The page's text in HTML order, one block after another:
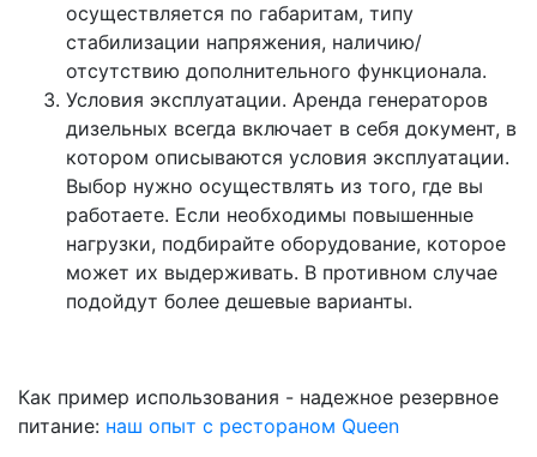
осуществляется по габаритам, типу
стабилизации напряжения, наличию/
отсутствию дополнительного функционала.
Условия эксплуатации. Аренда генераторов
дизельных всегда включает в себя документ, в
котором описываются условия эксплуатации.
Выбор нужно осуществлять из того, где вы
работаете. Если необходимы повышенные
нагрузки, подбирайте оборудование, которое
может их выдерживать. В противном случае
подойдут более дешевые варианты.
Как пример использования - надежное резервное
питание: наш опыт с рестораном Queen